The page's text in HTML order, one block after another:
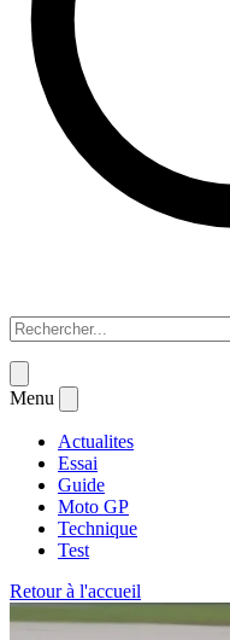
Menu
Actualites
Essai
Guide
Moto GP
Technique
Test
Retour à l'accueil